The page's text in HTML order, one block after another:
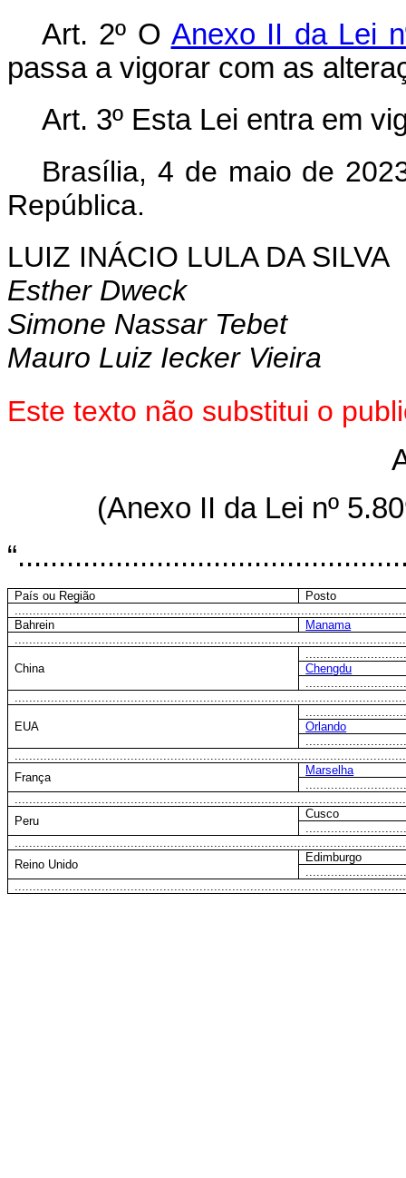
Art. 2º O Anexo II da Lei
passa a vigorar com as
Art. 3º Esta Lei entra em
Brasília, 4 de maio de
República.
LUIZ INÁCIO LULA DA SILVA
Esther Dweck
Simone Nassar Tebet
Mauro Luiz Iecker Vieira
Este texto não substitui o
(Anexo II da Lei nº
País ou Região
Posto
Bahrein
Manama
China
Chengdu
EUA
Orlando
França
Marselha
Peru
Cusco
Reino Unido
Edimburgo